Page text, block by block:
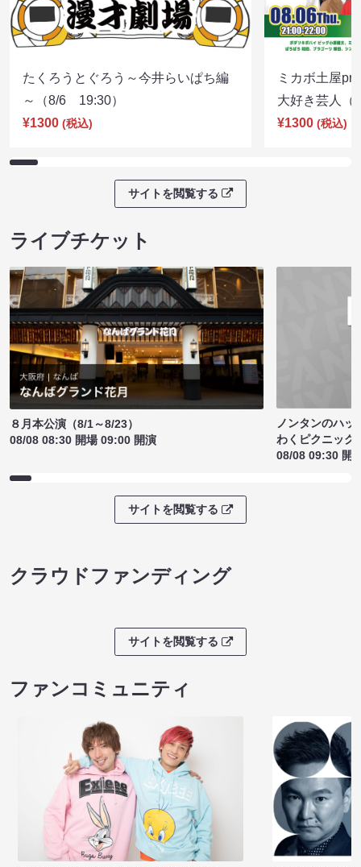
たくろうとぐろう～今井らいぱち編
～（8/6 19:30）
¥1300 (税込)
ミカボ土屋
大好き芸人
¥1300 (税込)
サイトを閲覧する
ライブチケット
８月本公演（8/1～8/23）
08/08 08:30 開場 09:00 開演
ノンタンのハッ
わくピクニック
08/08 09:30 開
サイトを閲覧する
クラウドファンディング
サイトを閲覧する
ファンコミュニティ